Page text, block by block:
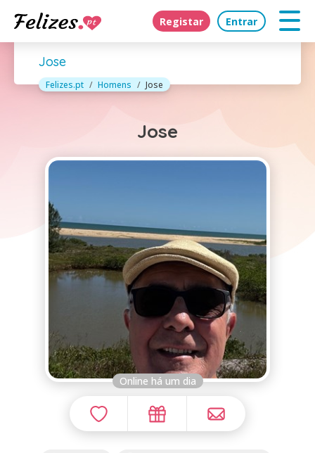
Registar Entrar
Jose
Felizes.pt Homens Jose
Jose
Online há um dia